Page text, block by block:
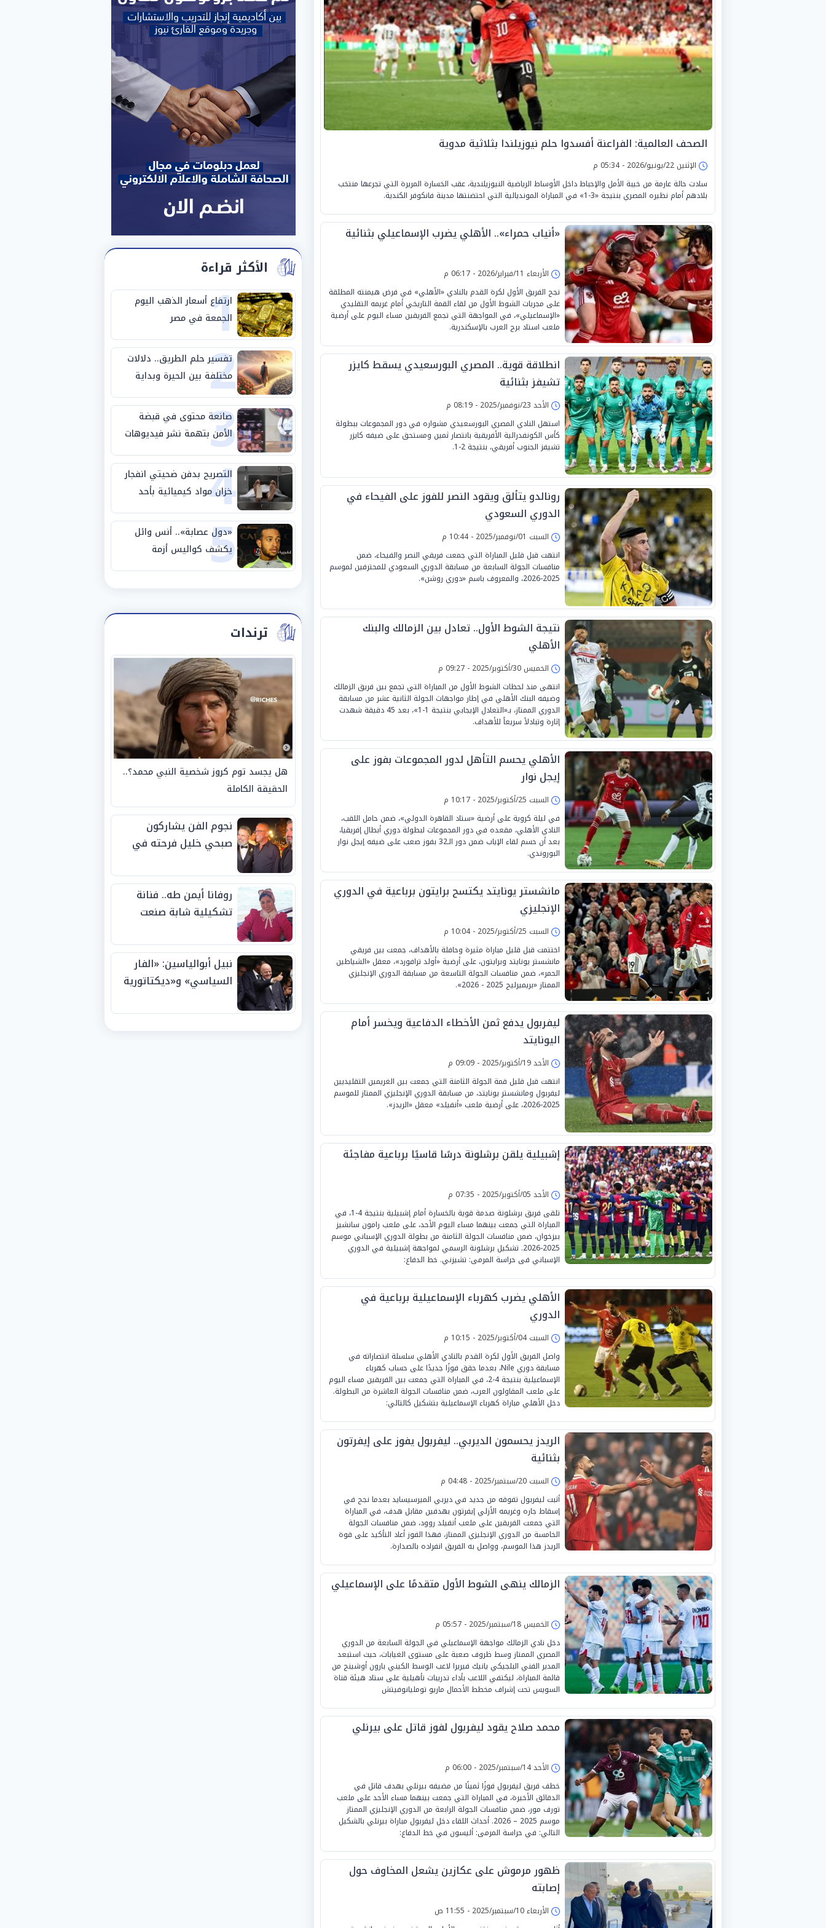
الصحف العالمية: الفراعنة أفسدوا حلم نيوزيلندا بثلاثية مدوية
الإثنين 22/يونيو/2026 - 05:34 م
سادت حالة عارمة من خيبة الأمل والإحباط داخل الأوساط الرياضية النيوزيلندية، عقب الخسارة المريرة التي تجرعها منتخب
بلادهم أمام نظيره المصري بنتيجة «3-1» في المباراة المونديالية التي احتضنتها مدينة فانكوفر الكندية.
«أنياب حمراء».. الأهلي يضرب الإسماعيلي بثنائية
الأربعاء 11/فبراير/2026 - 06:17 م
نجح الفريق الأول لكرة القدم بالنادي «الأهلي» في فرض هيمنته المطلقة
على مجريات الشوط الأول من لقاء القمة التاريخي أمام غريمه التقليدي
«الإسماعيلي»، في المواجهة التي تجمع الفريقين مساء اليوم على أرضية
ملعب استاد برج العرب بالإسكندرية.
انطلاقة قوية.. المصري البورسعيدي يسقط كايزر
تشيفز بثنائية
الأحد 23/نوفمبر/2025 - 08:19 م
استهل النادي المصري البورسعيدي مشواره في دور المجموعات ببطولة
كأس الكونفدرالية الأفريقية بانتصار ثمين ومستحق على ضيفه كايزر
تشيفز الجنوب أفريقي، بنتيجة 2-1.
رونالدو يتألق ويقود النصر للفوز على الفيحاء في
الدوري السعودي
السبت 01/نوفمبر/2025 - 10:44 م
انتهت قبل قليل المباراة التي جمعت فريقي النصر والفيحاء، ضمن
منافسات الجولة السابعة من مسابقة الدوري السعودي للمحترفين لموسم
2025-2026، والمعروف باسم «دوري روشن».
نتيجة الشوط الأول.. تعادل بين الزمالك والبنك
الأهلي
الخميس 30/أكتوبر/2025 - 09:27 م
انتهى منذ لحظات الشوط الأول من المباراة التي تجمع بين فريق الزمالك
وضيفه البنك الأهلي في إطار مواجهات الجولة الثانية عشر من مسابقة
الدوري الممتاز، بـ«التعادل الإيجابي بنتيجة 1-1»، بعد 45 دقيقة شهدت
إثارة وتبادلاً سريعاً للأهداف.
الأهلي يحسم التأهل لدور المجموعات بفوز على
إيجل نوار
السبت 25/أكتوبر/2025 - 10:17 م
في ليلة كروية على أرضية «ستاد القاهرة الدولي»، ضمن حامل اللقب،
النادي الأهلي، مقعده في دور المجموعات لبطولة دوري أبطال إفريقيا،
بعد أن حسم لقاء الإياب ضمن دور الـ32 بفوز صعب على ضيفه إيجل نوار
البوروندي.
مانشستر يونايتد يكتسح برايتون برباعية في الدوري
الإنجليزي
السبت 25/أكتوبر/2025 - 10:04 م
اختتمت قبل قليل مباراة مثيرة وحافلة بالأهداف، جمعت بين فريقي
مانشستر يونايتد وبرايتون، على أرضية «أولد ترافورد»، معقل «الشياطين
الحمر»، ضمن منافسات الجولة التاسعة من مسابقة الدوري الإنجليزي
الممتاز «بريميرليج 2025 - 2026».
ليفربول يدفع ثمن الأخطاء الدفاعية ويخسر أمام
اليونايتد
الأحد 19/أكتوبر/2025 - 09:09 م
انتهت قبل قليل قمة الجولة الثامنة التي جمعت بين الغريمين التقليديين
ليفربول ومانشستر يونايتد، من مسابقة الدوري الإنجليزي الممتاز للموسم
2025-2026، على أرضية ملعب «أنفيلد» معقل «الريدز».
إشبيلية يلقن برشلونة درسًا قاسيًا برباعية مفاجئة
الأحد 05/أكتوبر/2025 - 07:35 م
تلقى فريق برشلونة صدمة قوية بالخسارة أمام إشبيلية بنتيجة 4-1، في
المباراة التي جمعت بينهما مساء اليوم الأحد، على ملعب رامون سانشيز
بيزخوان، ضمن منافسات الجولة الثامنة من بطولة الدوري الإسباني موسم
2025-2026. تشكيل برشلونة الرسمي لمواجهة إشبيلية في الدوري
الإسباني فى حراسة المرمى: تشيزني. خط الدفاع:
الأهلي يضرب كهرباء الإسماعيلية برباعية في
الدوري
السبت 04/أكتوبر/2025 - 10:15 م
واصل الفريق الأول لكرة القدم بالنادي الأهلي سلسلة انتصاراته في
مسابقة دوري Nile، بعدما حقق فوزًا جديدًا على حساب كهرباء
الإسماعيلية بنتيجة 4-2، في المباراة التي جمعت بين الفريقين مساء اليوم
على ملعب المقاولون العرب، ضمن منافسات الجولة العاشرة من البطولة.
دخل الأهلي مباراة كهرباء الإسماعيلية بتشكيل كالتالي:
الريدز يحسمون الديربي.. ليفربول يفوز على إيفرتون
بثنائية
السبت 20/سبتمبر/2025 - 04:48 م
أثبت ليفربول تفوقه من جديد في ديربي الميرسيسايد بعدما نجح في
إسقاط جاره وغريمه الأزلي إيفرتون بهدفين مقابل هدف، في المباراة
التي جمعت الفريقين على ملعب أنفيلد روود، ضمن منافسات الجولة
الخامسة من الدوري الإنجليزي الممتاز، فهذا الفوز أعاد التأكيد على قوة
الريدز هذا الموسم، وواصل به الفريق انفراده بالصدارة.
الزمالك ينهى الشوط الأول متقدمًا على الإسماعيلي
الخميس 18/سبتمبر/2025 - 05:57 م
دخل نادي الزمالك مواجهة الإسماعيلي في الجولة السابعة من الدوري
المصري الممتاز وسط ظروف صعبة على مستوى الغيابات، حيث استبعد
المدير الفني البلجيكي يانيك فيريرا لاعب الوسط الكيني بارون أوشينج من
قائمة المباراة، ليكتفي اللاعب بأداء تدريبات تأهيلية على ستاد هيئة قناة
السويس تحت إشراف مخطط الأحمال ماريو تومليانوفيتش
محمد صلاح يقود ليفربول لفوز قاتل على بيرنلي
الأحد 14/سبتمبر/2025 - 06:00 م
خطف فريق ليفربول فوزًا ثمينًا من مضيفه بيرنلي بهدف قاتل في
الدقائق الأخيرة، في المباراة التي جمعت بينهما مساء الأحد على ملعب
تورف مور، ضمن منافسات الجولة الرابعة من الدوري الإنجليزي الممتاز
موسم 2025 – 2026. أحداث اللقاء دخل ليفربول مباراة بيرنلي بالشكيل
التالي: في حراسة المرمى: أليسون في خط الدفاع:
ظهور مرموش على عكازين يشعل المخاوف حول
إصابته
الأربعاء 10/سبتمبر/2025 - 11:55 ص
الأكثر قراءة
1
ارتفاع أسعار الذهب اليوم
الجمعة في مصر
2
تفسير حلم الطريق.. دلالات
مختلفة بين الحيرة وبداية
مرحلة جديدة
3
صانعة محتوى في قبضة
الأمن بتهمة نشر فيديوهات
خادشة للحياء
4
التصريح بدفن ضحيتي انفجار
خزان مواد كيميائية بأحد
مصانع الفيوم
5
«دول عصابة».. أنس وائل
يكشف كواليس أزمة
استبعاده المفاجئ من
ترندات
هل يجسد توم كروز شخصية النبي محمد؟..
الحقيقة الكاملة
نجوم الفن يشاركون
صبحي خليل فرحته في
روفانا أيمن طه.. فنانة
تشكيلية شابة صنعت
الجوائز منذ الصغر
نبيل أبوالياسين: «الفار
السياسي» و«ديكتاتورية
الفيفا».. وإقالة